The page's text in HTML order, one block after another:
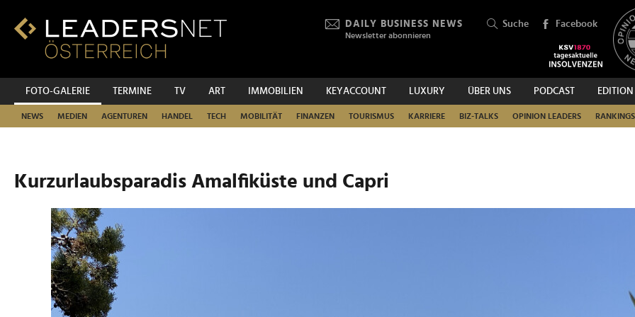
Inhalt
Fußzeilen-
Hauptnavigation
DAILY BUSINESS NEWS
Newsletter abonnieren
Suche Facebook
FOTO-GALERIE TERMINE TV ART IMMOBILIEN KEYACCOUNT LUXURY ÜBER UNS PODCAST EDITION
NEWS MEDIEN AGENTUREN HANDEL TECH MOBILITÄT FINANZEN TOURISMUS KARRIERE BIZ-TALKS OPINION LEADERS RANKINGS
SUCHEN
Kurzurlaubsparadis Amalfiküste und Capri